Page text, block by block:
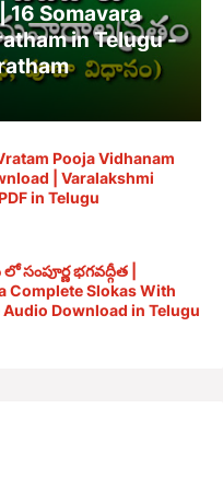
Somavara
in Telugu -
Pooja Vidhanam
| Varalakshmi
in Telugu
సంపూర్ణ భగవద్గీత |
Complete Slokas With
Audio Download in Telugu